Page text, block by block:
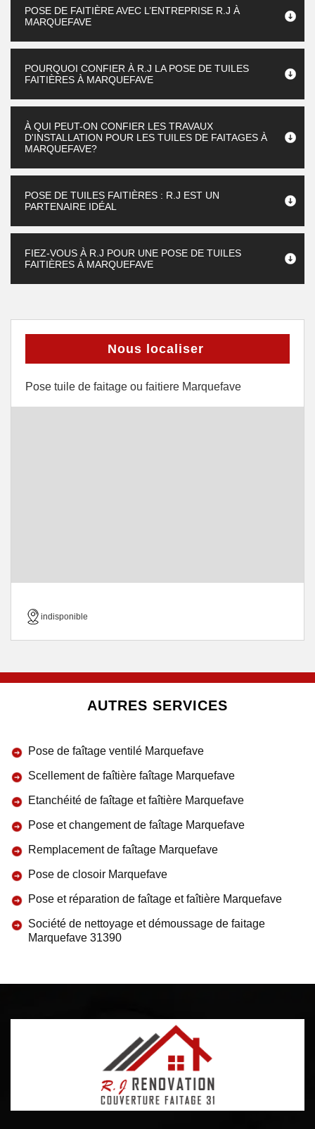
POSE DE FAITIÈRE AVEC L’ENTREPRISE R.J À
MARQUEFAVE
POURQUOI CONFIER À R.J LA POSE DE TUILES
FAITIÈRES À MARQUEFAVE
À QUI PEUT-ON CONFIER LES TRAVAUX
D'INSTALLATION POUR LES TUILES DE FAITAGES À
MARQUEFAVE?
POSE DE TUILES FAITIÈRES : R.J EST UN
PARTENAIRE IDÉAL
FIEZ-VOUS À R.J POUR UNE POSE DE TUILES
FAITIÈRES À MARQUEFAVE
Nous localiser
Pose tuile de faitage ou faitiere Marquefave
indisponible
AUTRES SERVICES
Pose de faîtage ventilé Marquefave
Scellement de faîtière faîtage Marquefave
Etanchéité de faîtage et faîtière Marquefave
Pose et changement de faîtage Marquefave
Remplacement de faîtage Marquefave
Pose de closoir Marquefave
Pose et réparation de faîtage et faîtière Marquefave
Société de nettoyage et démoussage de faitage
Marquefave 31390